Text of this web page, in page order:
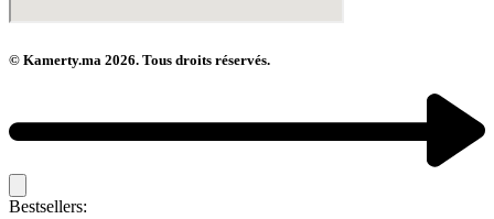
© Kamerty.ma 2026. Tous droits réservés.
Bestsellers: